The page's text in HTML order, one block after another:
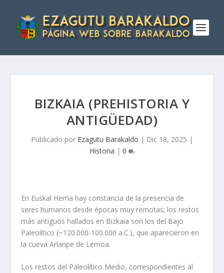
BIZKAIA (PREHISTORIA Y
ANTIGÜEDAD)
Publicado por Ezagutu Barakaldo | Dic 18, 2025 |
Historia | 0
En Euskal Herria hay constancia de la presencia de
seres humanos desde épocas muy remotas; los restos
más antiguos hallados en Bizkaia son los del Bajo
Paleolí­tico (~120.000-100.000 a.C.), que aparecieron en
la cueva Arlanpe de Lemoa.
Los restos del Paleolí­tico Medio, correspondientes al